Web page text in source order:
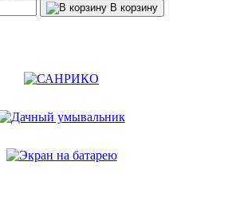
В корзину